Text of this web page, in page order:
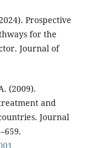
Prospective
for the
Journal of
(2009).
and
Journal